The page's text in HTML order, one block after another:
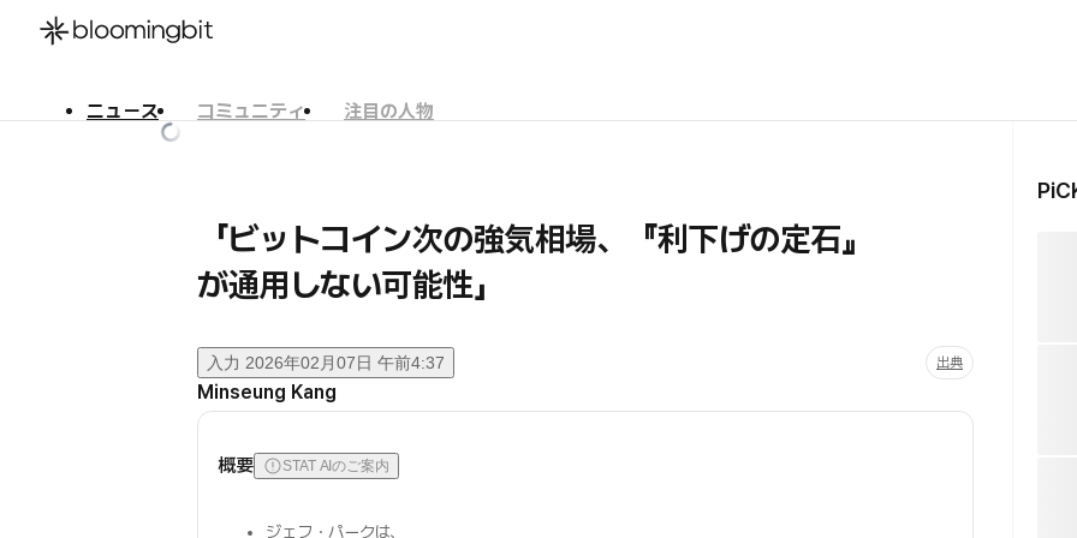
ニュース コミュニティ
注目の人物
「ビットコイン次の強気相場、『利下げの定石』
が通用しない可能性」
入力 2026年02月07日 午前4:37 出典
Minseung Kang
概要 STAT AIのご案内
ジェフ・パークは、